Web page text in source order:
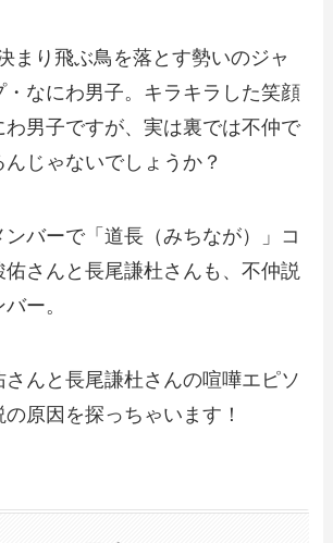
まり飛ぶ鳥を落とす勢いのジャ
・なにわ男子。キラキラした笑顔
わ男子ですが、実は裏では不仲で
じゃないでしょうか？
バーで「道長（みちなが）」コ
佑さんと長尾謙杜さんも、不仲説
ー。
んと長尾謙杜さんの喧嘩エピソ
原因を探っちゃいます！